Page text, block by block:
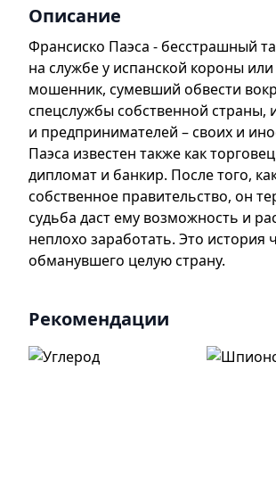
Описание
Франсиско Паэса - бесстрашный
на службе у испанской короны
мошенник, сумевший обвести
спецслужбы собственной страны,
и предпринимателей – своих и
Паэса известен также как
дипломат и банкир. После того,
собственное правительство, он
судьба даст ему возможность и
неплохо заработать. Это история
обманувшего целую страну.
Рекомендации